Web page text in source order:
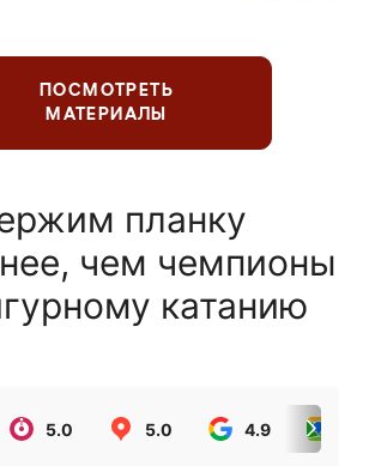
ПОСМОТРЕТЬ
МАТЕРИАЛЫ
планку
чем чемпионы
катанию
5.0 5.0 4.9